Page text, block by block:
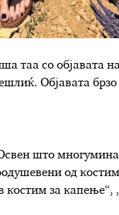
таа со објавата
Објавата
што многумина
од
костим за